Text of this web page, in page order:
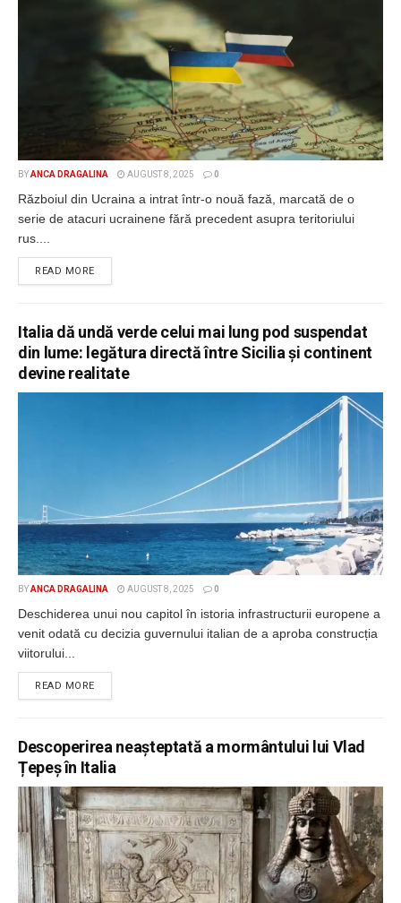
BYANCA DRAGALINA AUGUST 8, 2025 0
Războiul din Ucraina a intrat într-o nouă fază, marcată de o
serie de atacuri ucrainene fără precedent asupra teritoriului
rus....
READ MOREDETAILS
Italia dă undă verde celui mai lung pod suspendat
din lume: legătura directă între Sicilia și continent
devine realitate
BYANCA DRAGALINA AUGUST 8, 2025 0
Deschiderea unui nou capitol în istoria infrastructurii europene a
venit odată cu decizia guvernului italian de a aproba construcția
viitorului...
READ MOREDETAILS
Descoperirea neașteptată a mormântului lui Vlad
Țepeș în Italia